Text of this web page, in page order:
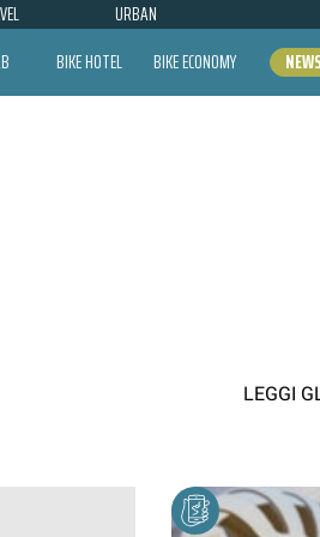
URBAN
BIKE HOTEL BIKE ECONOMY
LEGGI